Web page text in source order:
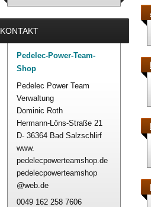
KONTAKT
Pedelec-Power-Team-
Shop
Pedelec Power Team
Verwaltung
Dominic Roth
Hermann-Löns-Straße 21
D- 36364 Bad Salzschlirf
www.
pedelecpowerteamshop.de
pedelecpowerteamshop
@web.de
0049 162 258 7606